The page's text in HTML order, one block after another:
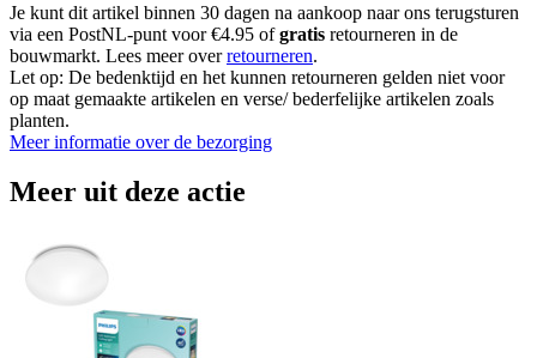
Je kunt dit artikel binnen 30 dagen na aankoop naar ons terugsturen
via een PostNL-punt voor €4.95 ofgratis retourneren in de
bouwmarkt. Lees meer overretourneren.
Let op: De bedenktijd en het kunnen retourneren gelden niet voor
op maat gemaakte artikelen en verse/ bederfelijke artikelen zoals
planten.
Meer informatie over de bezorging
Meer uit deze actie